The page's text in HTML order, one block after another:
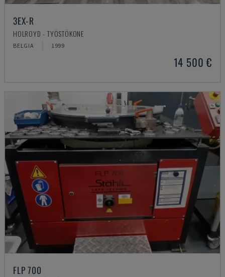
3EX-R
HOLROYD - TYÖSTÖKONE
BELGIA 1999
14 500 €
FLP 700